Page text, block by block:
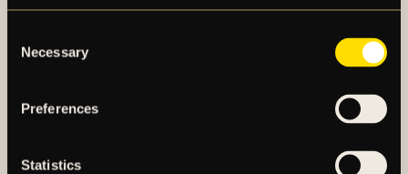
Selection
Necessary
Preferences
Statistics
kontaktpersons försorg, för offentliggörande den 12